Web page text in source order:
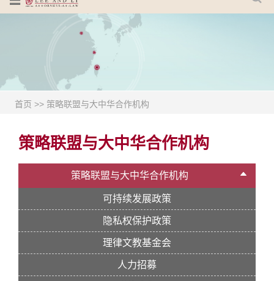
首页 >> 策略联盟与大中华合作机构
策略联盟与大中华合作机构
可持续发展政策
隐私权保护政策
策略联盟与大中华合作机构
理律文教基金会
人力招募